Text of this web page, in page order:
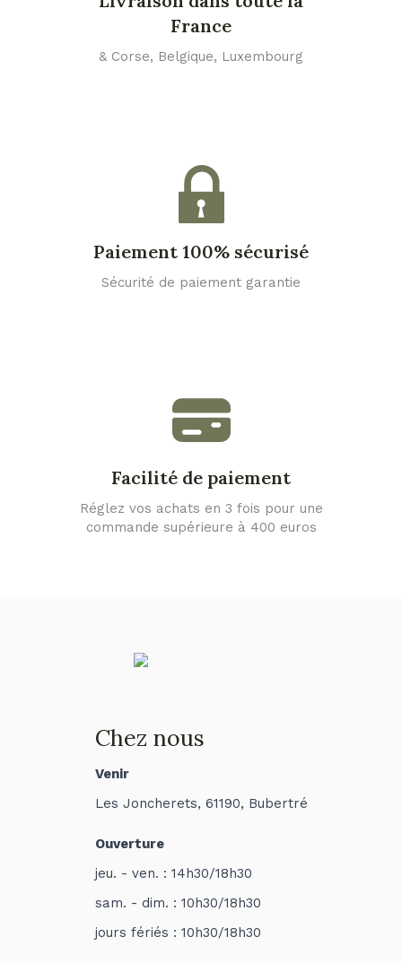
France
& Corse, Belgique, Luxembourg
Paiement 100% sécurisé
Sécurité de paiement garantie
Facilité de paiement
Réglez vos achats en 3 fois pour une
commande supérieure à 400 euros
Chez nous
Venir
Les Joncherets, 61190, Bubertré
Ouverture
jeu. - ven. : 14h30/18h30
sam. - dim. : 10h30/18h30
jours fériés : 10h30/18h30